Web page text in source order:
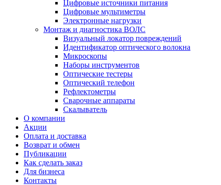
Цифровые источники питания
Цифровые мультиметры
Электронные нагрузки
Монтаж и диагностика ВОЛС
Визуальный локатор повреждений
Идентификатор оптического волокна
Микроскопы
Наборы инструментов
Оптические тестеры
Оптический телефон
Рефлектометры
Сварочные аппараты
Скалыватель
О компании
Акции
Оплата и доставка
Возврат и обмен
Публикации
Как сделать заказ
Для бизнеса
Контакты